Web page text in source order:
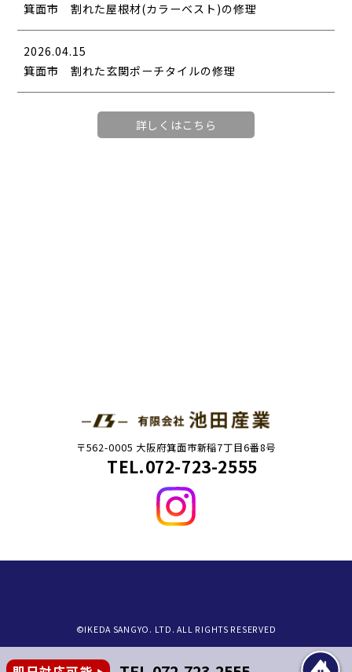
箕面市 割れた屋根材(カラーベスト)の修理
2026.04.15
箕面市 割れた玄関ポーチタイルの修理
詳しくはこちら
〒562-0005 大阪府箕面市新稲7丁目6番8号
TEL.072-723-2555
©IKEDA SANGYO. LTD. ALL RIGHTS RESERVED